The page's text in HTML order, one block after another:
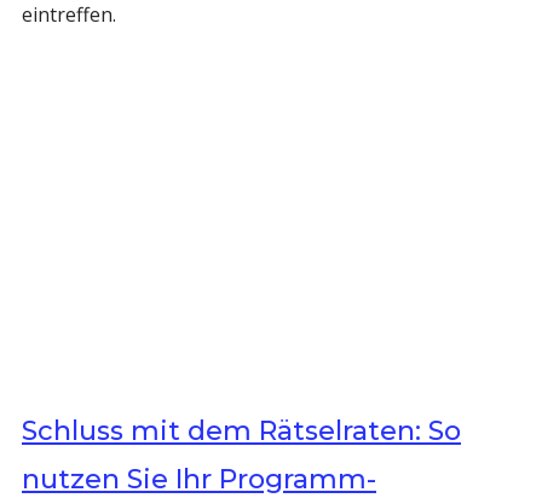
eintreffen.
Schluss mit dem Rätselraten: So
nutzen Sie Ihr Programm-